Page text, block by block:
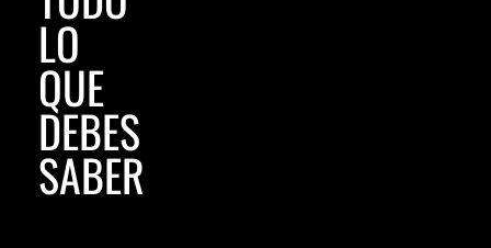
LO
QUE
DEBES
SABER